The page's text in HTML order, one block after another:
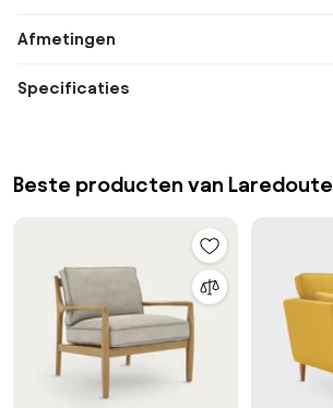
Afmetingen
Specificaties
Beste producten van Laredoute